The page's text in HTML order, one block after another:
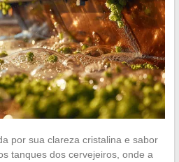
por sua clareza cristalina e sabor
tanques dos cervejeiros, onde a